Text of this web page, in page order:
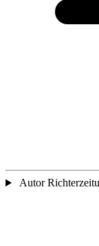
Autor